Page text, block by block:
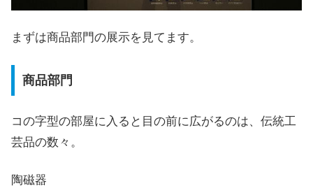
まずは商品部門の展示を見てます。
商品部門
コの字型の部屋に入ると目の前に広がるのは、伝統工
芸品の数々。
陶磁器